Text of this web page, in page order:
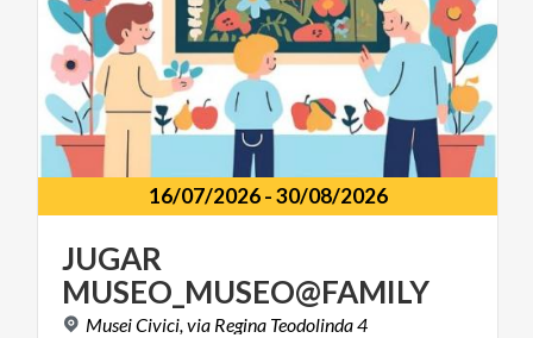
16/07/2026-30/08/2026
JUGAR
MUSEO_MUSEO@FAMILY
MuseiCivici,via Regina Teodolinda4